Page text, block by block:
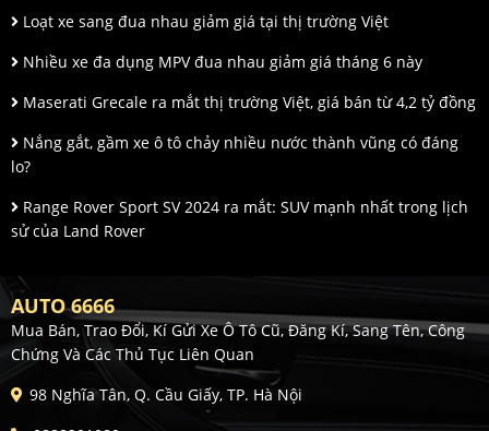
Loạt xe sang đua nhau giảm giá tại thị trường Việt
Nhiều xe đa dụng MPV đua nhau giảm giá tháng 6 này
Maserati Grecale ra mắt thị trường Việt, giá bán từ 4,2 tỷ đồng
Nắng gắt, gầm xe ô tô chảy nhiều nước thành vũng có đáng
lo?
Range Rover Sport SV 2024 ra mắt: SUV mạnh nhất trong lịch
sử của Land Rover
AUTO 6666
Mua Bán, Trao Đổi, Kí Gửi Xe Ô Tô Cũ, Đăng Kí, Sang Tên, Công
Chứng Và Các Thủ Tục Liên Quan
98 Nghĩa Tân, Q. Cầu Giấy, TP. Hà Nội